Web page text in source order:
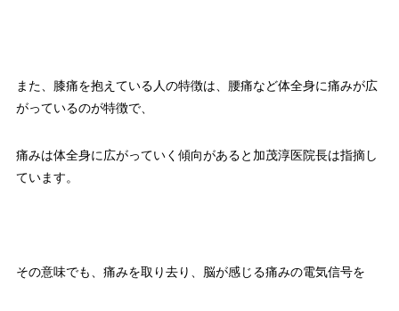
また、膝痛を抱えている人の特徴は、腰痛など体全身に痛みが広
がっているのが特徴で、
痛みは体全身に広がっていく傾向があると加茂淳医院長は指摘し
ています。
その意味でも、痛みを取り去り、脳が感じる痛みの電気信号を